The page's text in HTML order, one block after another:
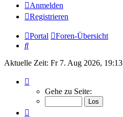
Anmelden
Registrieren
Portal
Foren-Übersicht
Suche
Aktuelle Zeit: Fr 7. Aug 2026, 19:13
von
Gehe zu Seite: